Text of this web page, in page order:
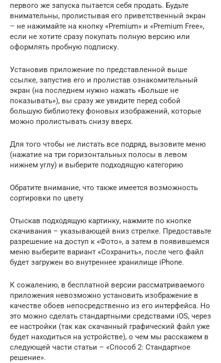
первого же запуска пытается себя продать. Будьте
внимательны, пролистывая его приветственный экран
– не нажимайте на кнопку «Premium» и «Premium Free»,
если не хотите сразу покупать полную версию или
оформлять пробную подписку.
Установив приложение по представленной выше
ссылке, запустив его и пролистав ознакомительный
экран (на последнем нужно нажать «Больше не
показывать»), вы сразу же увидите перед собой
большую библиотеку фоновых изображений, которые
можно пролистывать снизу вверх.
Для того чтобы не листать все подряд, вызовите меню
(нажатие на три горизонтальных полосы в левом
нижнем углу) и выберите подходящую категорию
Обратите внимание, что также имеется возможность
сортировки по цвету
Отыскав подходящую картинку, нажмите по кнопке
скачивания – указывающей вниз стрелке. Предоставьте
разрешение на доступ к «Фото», а затем в появившемся
меню выберите вариант «Сохранить», после чего файл
будет загружен во внутреннее хранилище iPhone.
К сожалению, в бесплатной версии рассматриваемого
приложения невозможно установить изображение в
качестве обоев непосредственно из его интерфейса. Но
это можно сделать стандартными средствами iOS, через
ее настройки (так как скачанный графический файл уже
будет находиться на устройстве), о чем мы расскажем в
следующей части статьи – «Способ 2: Стандартное
решение».